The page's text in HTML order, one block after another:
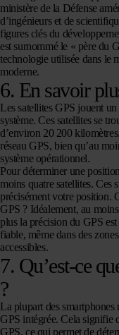
ministère de la Défense
d’ingénieurs et de
figures clés du
est surnommé le « père du
technologie utilisée dans le
moderne.
6. En savoir
Les satellites GPS jouent
système. Ces satellites se
d’environ 20 200
réseau GPS, bien qu’au
système opérationnel.
Pour déterminer une
moins quatre satellites. Ces
précisément votre position.
GPS ? Idéalement, au
plus la précision du GPS
fiable, même dans des
accessibles.
7. Qu’est-ce
?
La plupart des
GPS intégrée. Cela signifie
GPS, ce qui permet de